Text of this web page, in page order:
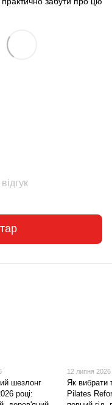
шезлонг
році:
12 липня 2026
Як вибрати
Pilates